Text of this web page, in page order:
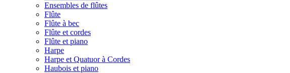
Ensembles de flûtes
Flûte
Flûte à bec
Flûte et cordes
Flûte et piano
Harpe
Harpe et Quatuor à Cordes
Haubois et piano